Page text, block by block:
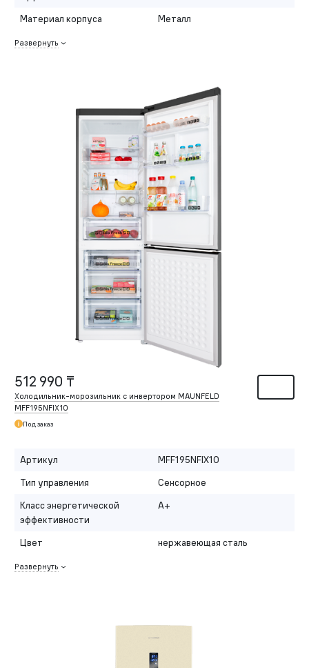
Материал корпуса
Металл
Развернуть
512 990 ₸
Холодильник-морозильник с инвертором MAUNFELD
MFF195NFIX10
Под заказ
Артикул
MFF195NFIX10
Тип управления
Сенсорное
Класс энергетической
эффективности
A+
Цвет нержавеющая сталь
Развернуть